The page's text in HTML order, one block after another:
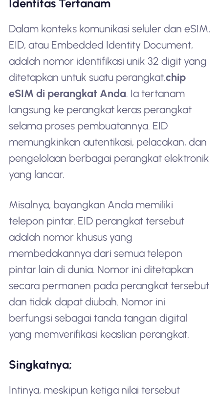
Identitas Tertanam
Dalam konteks komunikasi seluler dan eSIM,
EID, atau Embedded Identity Document,
adalah nomor identifikasi unik 32 digit yang
ditetapkan untuk suatu perangkat.chip
eSIM di perangkat Anda. Ia tertanam
langsung ke perangkat keras perangkat
selama proses pembuatannya. EID
memungkinkan autentikasi, pelacakan, dan
pengelolaan berbagai perangkat elektronik
yang lancar.
Misalnya, bayangkan Anda memiliki
telepon pintar. EID perangkat tersebut
adalah nomor khusus yang
membedakannya dari semua telepon
pintar lain di dunia. Nomor ini ditetapkan
secara permanen pada perangkat tersebut
dan tidak dapat diubah. Nomor ini
berfungsi sebagai tanda tangan digital
yang memverifikasi keaslian perangkat.
Singkatnya;
Intinya, meskipun ketiga nilai tersebut